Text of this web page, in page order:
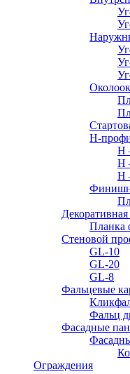
H-
Н
H
Н
Планка
Стеновой
GL-10
GL-20
GL-8
Фальцевые
Фальц
Фасадные
Ограждения